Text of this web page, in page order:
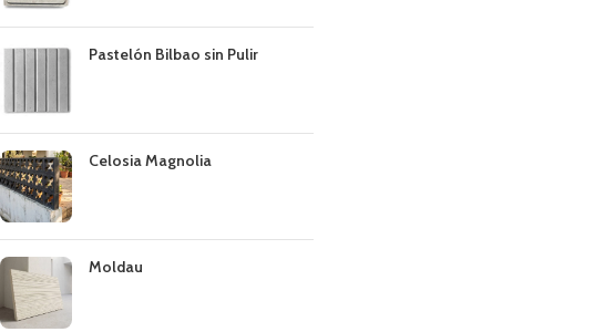
Pastelón Bilbao sin Pulir
Celosia Magnolia
Moldau